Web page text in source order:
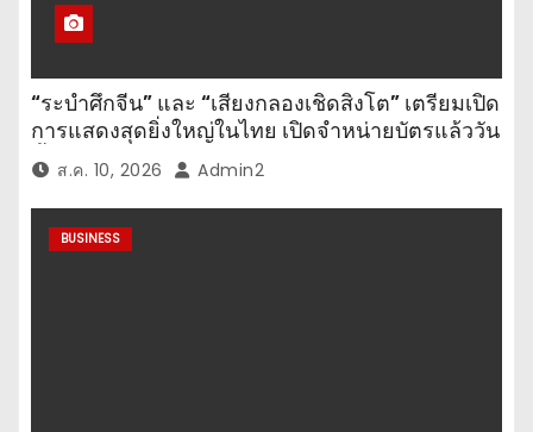
“ระบำศึกจีน” และ “เสียงกลองเชิดสิงโต” เตรียมเปิด
การแสดงสุดยิ่งใหญ่ในไทย เปิดจำหน่ายบัตรแล้ววัน
นี้ ส.ค. 10, 2026 Admin2
BUSINESS